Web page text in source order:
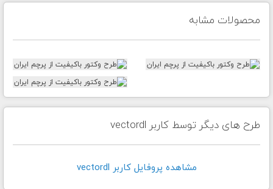
محصولات مشابه
طرح های دیگر توسط کاربر vectordl
مشاهده پروفايل کاربر vectordl